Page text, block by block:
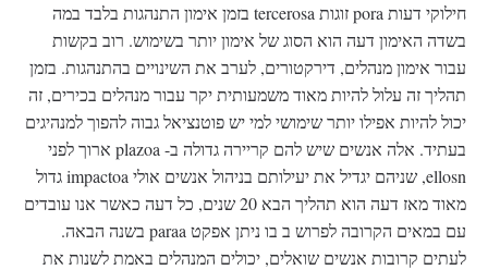
חילוקי דעות pora זוגות tercerosa בזמן אימון התנהגות בלבד במה
בשדה האימון דעה הוא הסוג של אימון יותר בשימוש. רוב בקשות
עבור אימון מנהלים, דירקטורים, לערב את השינויים בהתנהגות. בזמן
תהליך זה עלול להיות מאוד משמעותית יקר עבור מנהלים בכירים, זה
יכול להיות אפילו יותר שימושי למי יש פוטנציאל גבוה להפוך למנהיגים
בעתיד. אלה אנשים שיש להם קריירה גדולה ב- plazoa ארוך לפני
ellosn, שניהם יגדיל את יעילותם בניהול אנשים אולי impactoa גדול
מאוד מאז דעה הוא תהליך הבא 20 שנים, כל דעה כאשר אנו עובדים
עם במאים הקרובה לפרוש ב בו ניתן אפקט paraa בשנה הבאה.
לעתים קרובות אנשים שואלים, יכולים המנהלים באמת לשנות את